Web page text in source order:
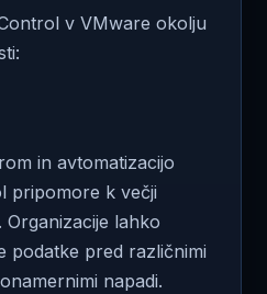
v VMware okolju
in avtomatizacijo
pripomore k večji
lahko
podatke pred različnimi
napadi.